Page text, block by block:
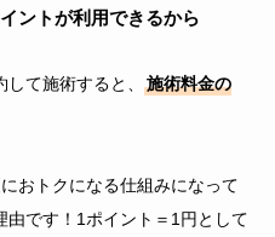
ントが利用できるから
て施術すると、
施術料金の
おトクになる仕組みになって
由です！1ポイント＝1円として